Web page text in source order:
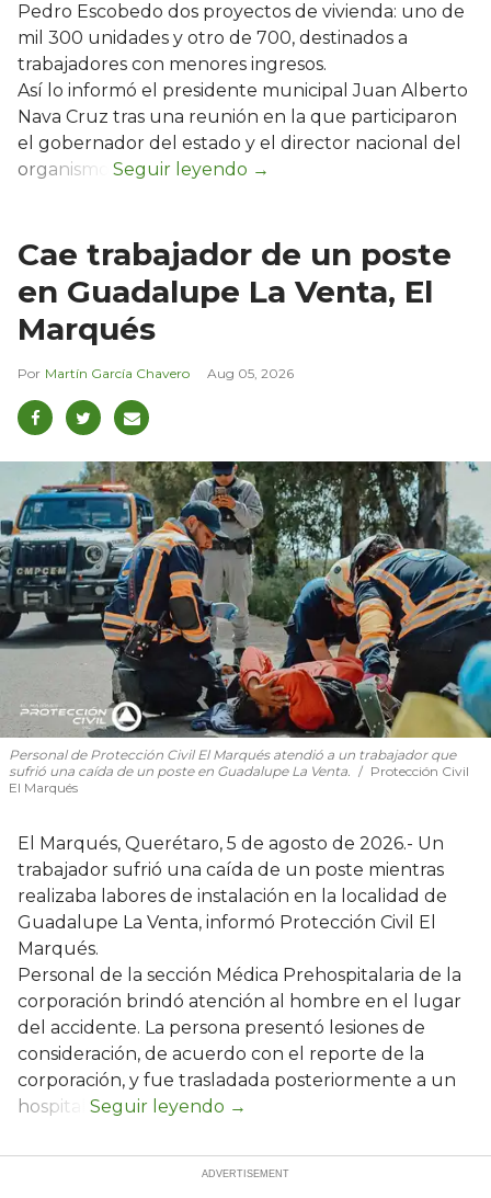
Pedro Escobedo dos proyectos de vivienda: uno de
mil 300 unidades y otro de 700, destinados a
trabajadores con menores ingresos.
Así lo informó el presidente municipal Juan Alberto
Nava Cruz tras una reunión en la que participaron
el gobernador del estado y el director nacional del
organismo.
Cae trabajador de un poste
en Guadalupe La Venta, El
Marqués
Martín García Chavero Aug 05, 2026
Personal de Protección Civil El Marqués atendió a un trabajador que
sufrió una caída de un poste en Guadalupe La Venta.
Protección Civil
El Marqués
El Marqués, Querétaro, 5 de agosto de 2026.- Un
trabajador sufrió una caída de un poste mientras
realizaba labores de instalación en la localidad de
Guadalupe La Venta, informó Protección Civil El
Marqués.
Personal de la sección Médica Prehospitalaria de la
corporación brindó atención al hombre en el lugar
del accidente. La persona presentó lesiones de
consideración, de acuerdo con el reporte de la
corporación, y fue trasladada posteriormente a un
hospital.